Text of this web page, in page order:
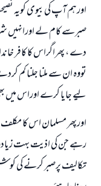
اورہم آپ کی بیوی کویہ
صبرسے کام لے اورانہیں
دے ، پھراگراس کا کافر
تووہ ان سے ملنا جلنا کم
لیے جایا کرے اوراس
اورپھر مسلمان اس کا مکلف
رہے جن کی اذیت بہت
تکالیف پرصبر کرنے کی